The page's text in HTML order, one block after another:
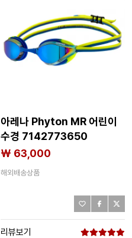
아레나 Phyton MR 어린이
수경 7142773650
₩ 63,000
해외배송상품
리뷰보기